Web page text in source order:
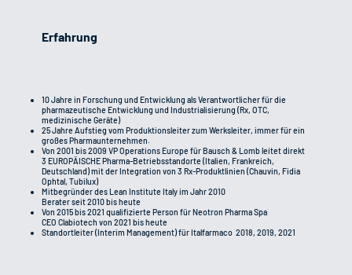
Erfahrung
10 Jahre in Forschung und Entwicklung als Verantwortlicher für die
pharmazeutische Entwicklung und Industrialisierung (Rx, OTC,
medizinische Geräte)
25 Jahre Aufstieg vom Produktionsleiter zum Werksleiter, immer für ein
großes Pharmaunternehmen.
Von 2001 bis 2009 VP Operations Europe für Bausch & Lomb leitet direkt
3 EUROPÄISCHE Pharma-Betriebsstandorte (Italien, Frankreich,
Deutschland) mit der Integration von 3 Rx-Produktlinien (Chauvin, Fidia
Ophtal, Tubilux)
Mitbegründer des Lean Institute Italy im Jahr 2010
Berater seit 2010 bis heute
Von 2015 bis 2021 qualifizierte Person für Neotron Pharma Spa
CEO Clabiotech von 2021 bis heute
Standortleiter (Interim Management) für Italfarmaco 2018, 2019, 2021